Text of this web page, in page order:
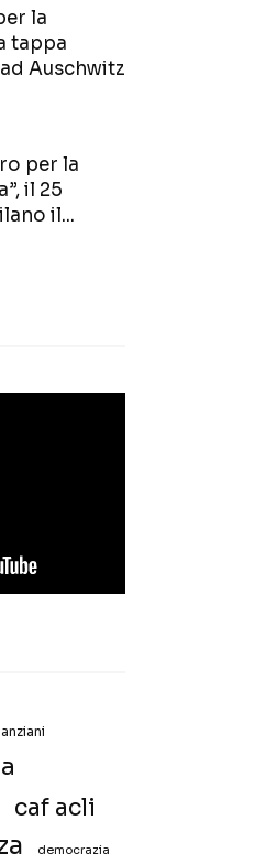
la
tappa
Auschwitz
per la
il 25
il...
anziani
caf acli
democrazia